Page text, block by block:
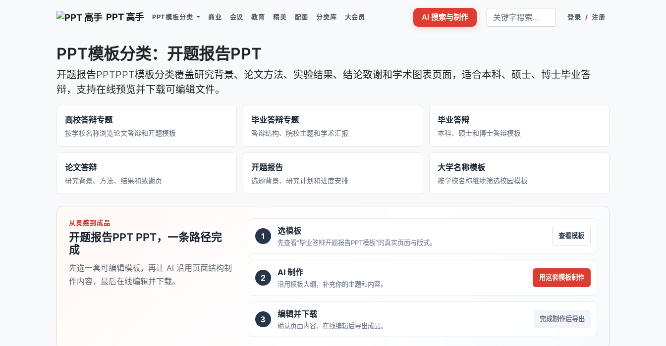
PPT 高手 PPT模板分类 商业 会议 教育 精美 配图 分类库 大会员 AI 搜索与制作 登录 / 注册
PPT模板分类：开题报告PPT
开题报告PPTPPT模板分类覆盖研究背景、论文方法、实验结果、结论致谢和学术图表页面，适合本科、硕士、博士毕业答
辩，支持在线预览并下载可编辑文件。
高校答辩专题
按学校名称浏览论文答辩和开题模板
毕业答辩专题
答辩结构、院校主题和学术汇报
毕业答辩
本科、硕士和博士答辩模板
论文答辩
研究背景、方法、结果和致谢页
开题报告
选题背景、研究计划和进度安排
大学名称模板
按学校名称继续筛选校园模板
从灵感到成品
开题报告PPT PPT，一条路径完
成
先选一套可编辑模板，再让 AI 沿用页面结构制
作内容，最后在线编辑并下载。
1
选模板
先查看“毕业答辩开题报告PPT模板”的真实页面与版式。
查看模板
2
AI 制作
沿用模板大纲，补充你的主题和内容。
用这套模板制作
3
编辑并下载
确认页面内容，在线编辑后导出成品。
完成制作后导出